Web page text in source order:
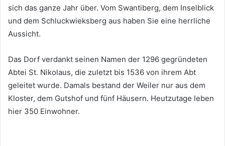
sich das ganze Jahr über. Vom Swantiberg, dem Inselblick
und dem Schluckwieksberg aus haben Sie eine herrliche
Aussicht.
Das Dorf verdankt seinen Namen der 1296 gegründeten
Abtei St. Nikolaus, die zuletzt bis 1536 von ihrem Abt
geleitet wurde. Damals bestand der Weiler nur aus dem
Kloster, dem Gutshof und fünf Häusern. Heutzutage leben
hier 350 Einwohner.